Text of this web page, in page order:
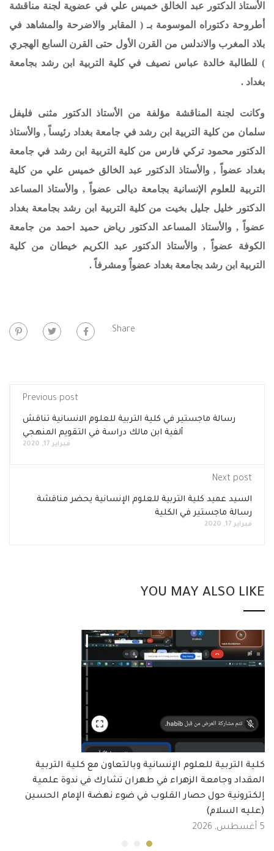
الأستاذ الدكتور عبد الخالق خميس علي في عضوية لجنة مناقشة
أطروحة دكتوراه الموسومة بـ ( المقابر والاضرحة والمشاهد في
بلاد المغرب والاندلس من القرن الأول حتى القرن السابع الهجري
) للطالبة خالدة عباس نصيف في كلية التربية ابن رشد بجامعة
بغداد .
وكانت لجنة المناقشة مؤلفة من الأستاذ الدكتور مثنى فليفل
سلمان من كلية التربية ابن رشد في جامعة بغداد رئيساً , والأستاذ
الدكتور محمود تركي فارس من كلية التربية ابن رشد في جامعة
بغداد عضواً , والأستاذ الدكتور عبد الخالق خميس علي من كلية
التربية للعلوم الإنسانية بجامعة ديالى عضواً , والأستاذ المساعد
الدكتور خليل جليل بخيت من كلية التربية ابن رشد بجامعة بغداد
عضواً , والأستاذ المساعد الدكتور رياض حميد احمد من جامعة
الكوفة عضواً , والأستاذ الدكتور عبد الكريم خيطان منكلية
التربية ابن رشد بجامعة بغداد عضواً ومشرفاً .
Share:
Previous post
رسالة ماجستير في كلية التربية للعلوم الانسانية تناقش
ألفية ابن مالك دراسة في التقويم المنهجي
فبراير 17, 2020
Next post
السيد عميد كلية التربية للعلوم الإنسانية يحضر مناقشة
رسالة ماجستير في الكلية
فبراير 17, 2020
YOU MAY ALSO LIKE
كلية التربية للعلوم الإنسانية وبالتعاون مع كلية التربية
المقداد وجامعة الزهراء في طهران تشارك في ندوة علمية
إلكترونية حول حصار القلوب في ضوء نهضة الإمام الحسين
(عليه السلام)
5 أغسطس, 2026